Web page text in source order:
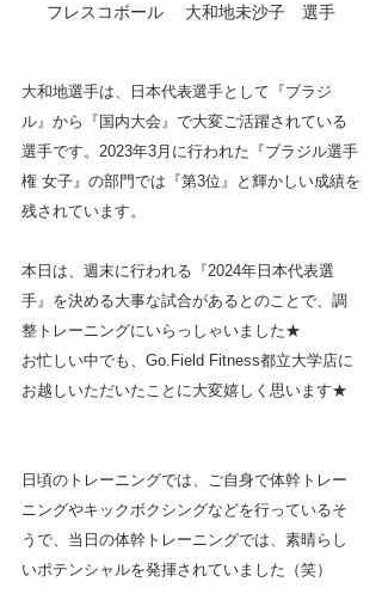
フレスコボール 　大和地未沙子　選手
大和地選手は、日本代表選手として『ブラジ
ル』から『国内大会』で大変ご活躍されている
選手です。2023年3月に行われた『ブラジル選手
権 女子』の部門では『第3位』と輝かしい成績を
残されています。
本日は、週末に行われる『2024年日本代表選
手』を決める大事な試合があるとのことで、調
整トレーニングにいらっしゃいました★
お忙しい中でも、Go.Field Fitness都立大学店に
お越しいただいたことに大変嬉しく思います★
日頃のトレーニングでは、ご自身で体幹トレー
ニングやキックボクシングなどを行っているそ
うで、当日の体幹トレーニングでは、素晴らし
いポテンシャルを発揮されていました（笑）